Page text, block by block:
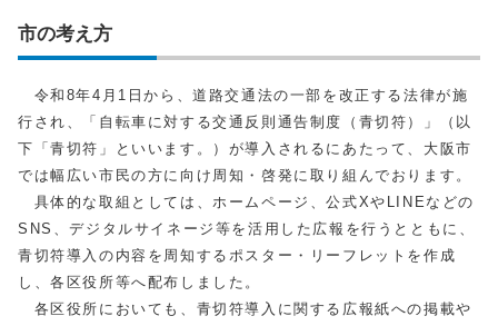
市の考え方
令和8年4月1日から、道路交通法の一部を改正する法律が施
行され、「自転車に対する交通反則通告制度（青切符）」（以
下「青切符」といいます。）が導入されるにあたって、大阪市
では幅広い市民の方に向け周知・啓発に取り組んでおります。
具体的な取組としては、ホームページ、公式XやLINEなどの
SNS、デジタルサイネージ等を活用した広報を行うとともに、
青切符導入の内容を周知するポスター・リーフレットを作成
し、各区役所等へ配布しました。
各区役所においても、青切符導入に関する広報紙への掲載や